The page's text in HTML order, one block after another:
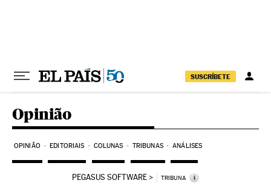
SUSCRÍBETE
Opinião
OPINIÃO EDITORIAIS COLUNAS TRIBUNAS ANÁLISES
PEGASUS SOFTWARE TRIBUNA i